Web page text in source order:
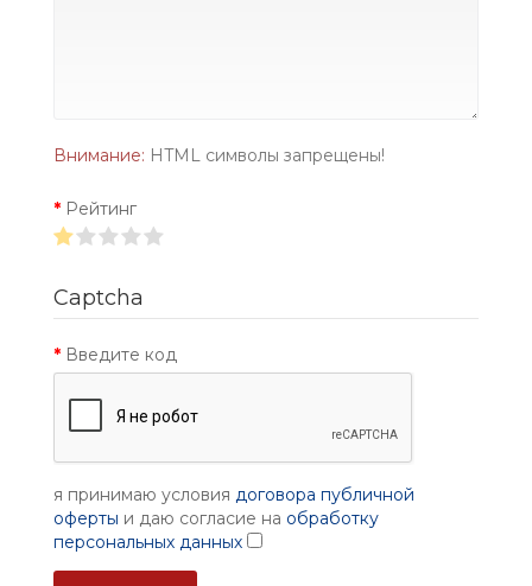
Внимание: HTML символы запрещены!
Рейтинг
Captcha
Введите код
я принимаю условия договора публичной
оферты и даю согласие на обработку
персональных данных